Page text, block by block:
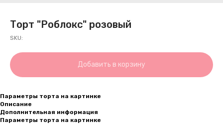
Торт "Роблокс" розовый
SKU:
Добавить в корзину
Параметры торта на картинке
Описание
Дополнительная информация
Параметры торта на картинке